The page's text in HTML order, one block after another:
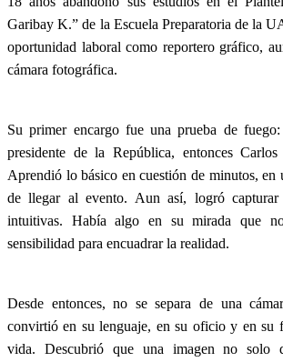
Garibay K.” de la Escuela Preparatoria de la
oportunidad laboral como reportero gráfico,
cámara fotográfica.
Su primer encargo fue una prueba de
presidente de la República, entonces
Aprendió lo básico en cuestión de minutos, en
de llegar al evento. Aun así, logró capturar
intuitivas. Había algo en su mirada que
sensibilidad para encuadrar la realidad.
Desde entonces, no se separa de una
convirtió en su lenguaje, en su oficio y en su
vida. Descubrió que una imagen no solo